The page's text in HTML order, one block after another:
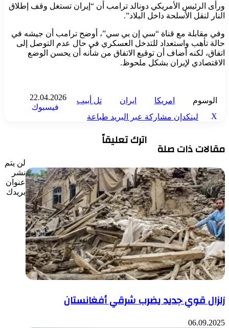
ورأى الرئيس الأمريكي دونالد ترامب أن “إيران تستغل وقف إطلاق
النار لنقل الأسلحة داخل البلاد”.
وفي مقابلة مع قناة “سي إن بي سي”، أوضح ترامب أن جيشه في
حالة تأهب واستعداد للتدخل العسكري في حال عدم التوصل إلى
اتفاق، لكنه أضاف أن توقيع الاتفاق من شأنه أن يحسن الوضع
الاقتصادي لإيران بشكل ملحوظ.
الوسوم امريكا ايران تل أبيب
22.04.2026
فيسبوك
‫X
لينكدإن مشاركة عبر البريد طباعة
مقالات ذات صلة
زلزال قوي جديد يضرب شرقي أفغانستان
06.09.2025
اترك تعليقاً
لن يتم
نشر
عنوان
بريدك